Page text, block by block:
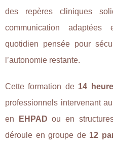
des repères cliniques
communication
quotidien pensée pour
l’autonomie restante.
Cette formation de 14
professionnels intervenant
en
EHPAD ou en
déroule en groupe de 12